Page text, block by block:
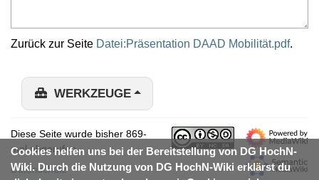
Zurück zur Seite Datei:Präsentation DAAD Mobilität.pdf.
Cookies helfen uns bei der Bereitstellung von DG HochN-
Wiki. Durch die Nutzung von DG HochN-Wiki erklärst du
WERKZEUGE
Diese Seite wurde bisher 869-
mal abgerufen.
Datenschutz